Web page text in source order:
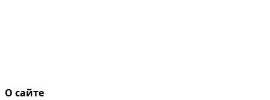
О сайте